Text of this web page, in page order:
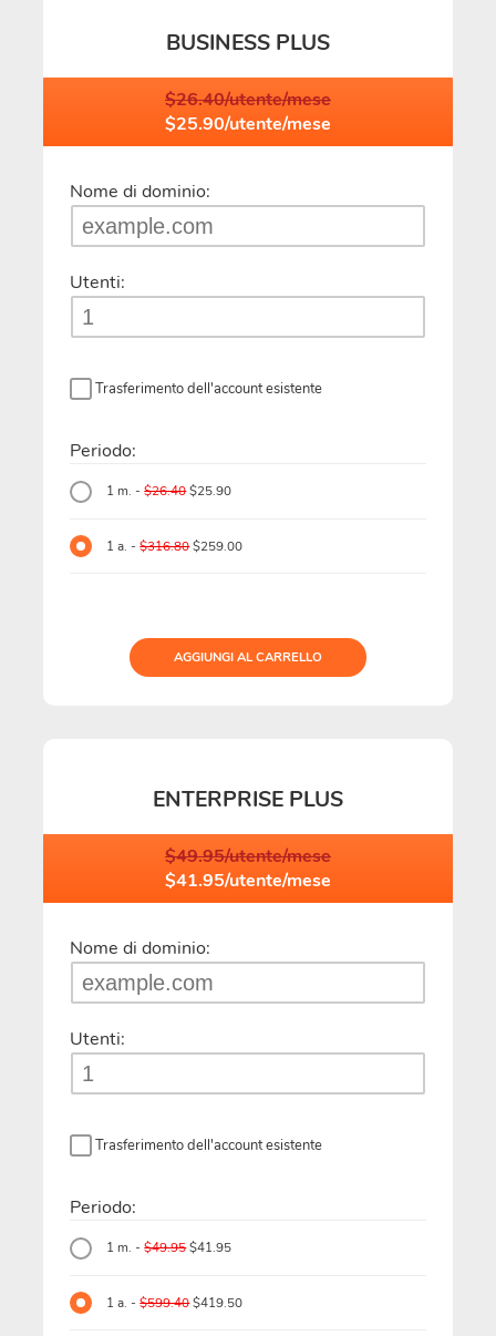
BUSINESS PLUS
$26.40/utente/mese
$25.90/utente/mese
Nome di dominio:
Utenti:
Trasferimento dell'account esistente
Periodo:
1 m. -$26.40$25.90
1 a. -$316.80$259.00
AGGIUNGI AL CARRELLO
ENTERPRISE PLUS
$49.95/utente/mese
$41.95/utente/mese
Nome di dominio:
Utenti:
Trasferimento dell'account esistente
Periodo:
1 m. -$49.95$41.95
1 a. -$599.40$419.50